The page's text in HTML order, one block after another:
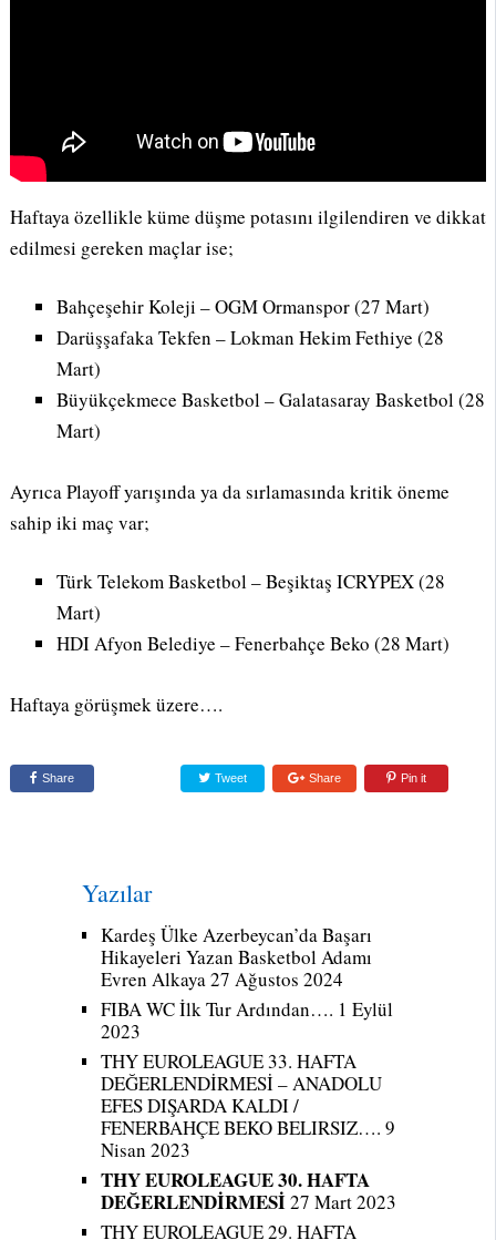
Haftaya özellikle küme düşme potasını ilgilendiren ve dikkat
edilmesi gereken maçlar ise;
Bahçeşehir Koleji – OGM Ormanspor (27 Mart)
Darüşşafaka Tekfen – Lokman Hekim Fethiye (28
Mart)
Büyükçekmece Basketbol – Galatasaray Basketbol (28
Mart)
Ayrıca Playoff yarışında ya da sırlamasında kritik öneme
sahip iki maç var;
Türk Telekom Basketbol – Beşiktaş ICRYPEX (28
Mart)
HDI Afyon Belediye – Fenerbahçe Beko (28 Mart)
Haftaya görüşmek üzere….
Share Tweet Share Pin it
Yazılar
Kardeş Ülke Azerbeycan’da Başarı
Hikayeleri Yazan Basketbol Adamı
Evren Alkaya27 Ağustos 2024
FIBA WC İlk Tur Ardından…. 1 Eylül
2023
THY EUROLEAGUE 33. HAFTA
DEĞERLENDİRMESİ – ANADOLU
EFES DIŞARDA KALDI /
FENERBAHÇE BEKO BELIRSIZ…. 9
Nisan 2023
THY EUROLEAGUE 30. HAFTA
DEĞERLENDİRMESİ27 Mart 2023
THY EUROLEAGUE 29. HAFTA